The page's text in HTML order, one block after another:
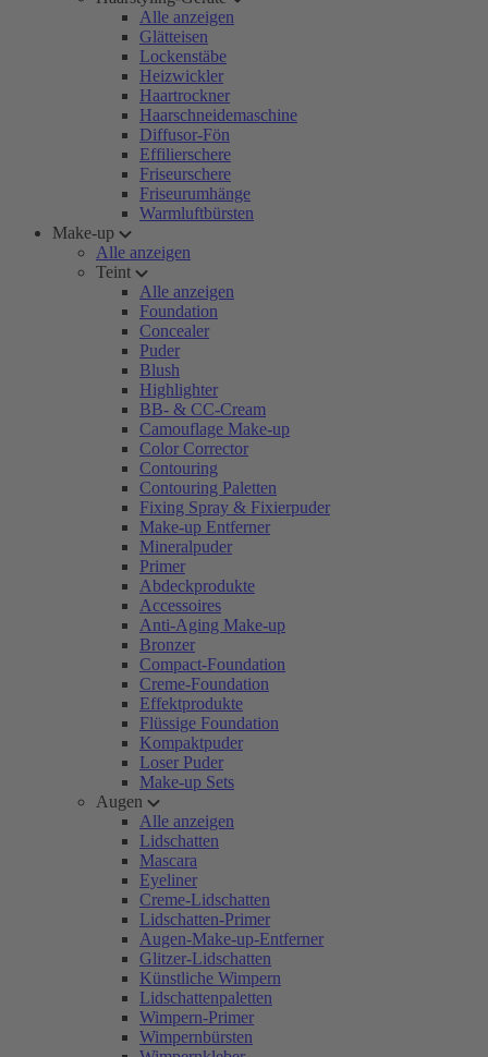
Alle anzeigen
Glätteisen
Lockenstäbe
Heizwickler
Haartrockner
Haarschneidemaschine
Diffusor-Fön
Effilierschere
Friseurschere
Friseurumhänge
Warmluftbürsten
Make-up
Alle anzeigen
Teint
Alle anzeigen
Foundation
Concealer
Puder
Blush
Highlighter
BB- & CC-Cream
Camouflage Make-up
Color Corrector
Contouring
Contouring Paletten
Fixing Spray & Fixierpuder
Make-up Entferner
Mineralpuder
Primer
Abdeckprodukte
Accessoires
Anti-Aging Make-up
Bronzer
Compact-Foundation
Creme-Foundation
Effektprodukte
Flüssige Foundation
Kompaktpuder
Loser Puder
Make-up Sets
Augen
Alle anzeigen
Lidschatten
Mascara
Eyeliner
Creme-Lidschatten
Lidschatten-Primer
Augen-Make-up-Entferner
Glitzer-Lidschatten
Künstliche Wimpern
Lidschattenpaletten
Wimpern-Primer
Wimpernbürsten